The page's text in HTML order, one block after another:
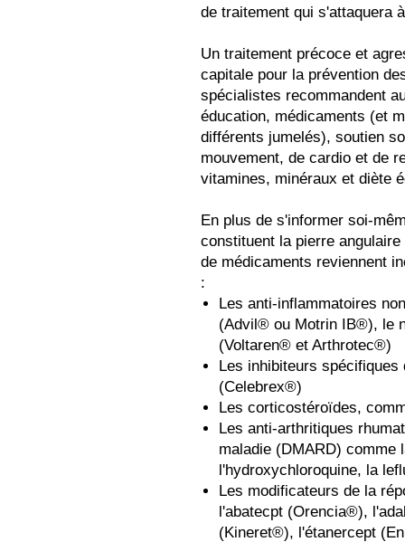
de traitement qui s'attaquera
Un traitement précoce et
capitale pour la prévention
spécialistes recommandent
éducation, médicaments (et
différents jumelés), soutien
mouvement, de cardio et de
vitamines, minéraux et diète
En plus de s'informer soi-
constituent la pierre
de médicaments reviennent
:
Les anti-inflammatoires
(Advil® ou Motrin IB®), le
(Voltaren® et Arthrotec®)
Les inhibiteurs
(Celebrex®)
Les corticostéroïdes,
Les anti-arthritiques
maladie (DMARD) comme
l'hydroxychloroquine, la
Les modificateurs de la
l'abatecpt (Orencia®),
(Kineret®), l'étanercept